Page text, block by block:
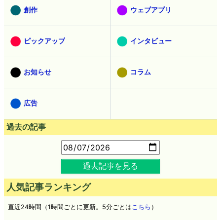
創作 ウェブアプリ
ピックアップ インタビュー
お知らせ コラム
広告
過去の記事
過去記事を見る
人気記事ランキング
直近24時間（1時間ごとに更新。5分ごとは こちら ）